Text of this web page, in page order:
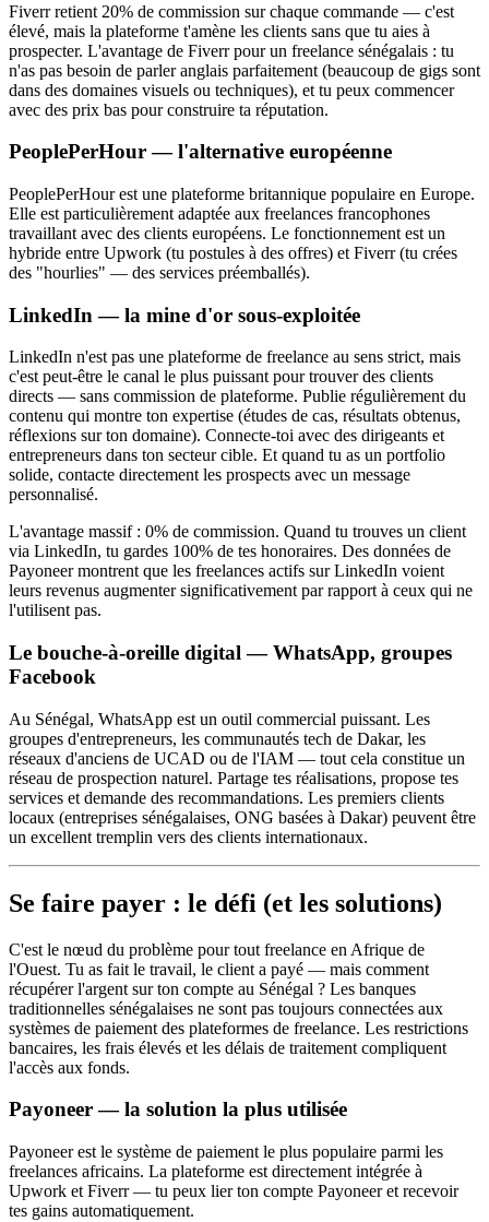
Fiverr retient 20% de commission sur chaque commande — c'est
élevé, mais la plateforme t'amène les clients sans que tu aies à
prospecter. L'avantage de Fiverr pour un freelance sénégalais : tu
n'as pas besoin de parler anglais parfaitement (beaucoup de gigs sont
dans des domaines visuels ou techniques), et tu peux commencer
avec des prix bas pour construire ta réputation.
PeoplePerHour — l'alternative européenne
PeoplePerHour est une plateforme britannique populaire en Europe.
Elle est particulièrement adaptée aux freelances francophones
travaillant avec des clients européens. Le fonctionnement est un
hybride entre Upwork (tu postules à des offres) et Fiverr (tu crées
des "hourlies" — des services préemballés).
LinkedIn — la mine d'or sous-exploitée
LinkedIn n'est pas une plateforme de freelance au sens strict, mais
c'est peut-être le canal le plus puissant pour trouver des clients
directs — sans commission de plateforme. Publie régulièrement du
contenu qui montre ton expertise (études de cas, résultats obtenus,
réflexions sur ton domaine). Connecte-toi avec des dirigeants et
entrepreneurs dans ton secteur cible. Et quand tu as un portfolio
solide, contacte directement les prospects avec un message
personnalisé.
L'avantage massif : 0% de commission. Quand tu trouves un client
via LinkedIn, tu gardes 100% de tes honoraires. Des données de
Payoneer montrent que les freelances actifs sur LinkedIn voient
leurs revenus augmenter significativement par rapport à ceux qui ne
l'utilisent pas.
Le bouche-à-oreille digital — WhatsApp, groupes
Facebook
Au Sénégal, WhatsApp est un outil commercial puissant. Les
groupes d'entrepreneurs, les communautés tech de Dakar, les
réseaux d'anciens de UCAD ou de l'IAM — tout cela constitue un
réseau de prospection naturel. Partage tes réalisations, propose tes
services et demande des recommandations. Les premiers clients
locaux (entreprises sénégalaises, ONG basées à Dakar) peuvent être
un excellent tremplin vers des clients internationaux.
Se faire payer : le défi (et les solutions)
C'est le nœud du problème pour tout freelance en Afrique de
l'Ouest. Tu as fait le travail, le client a payé — mais comment
récupérer l'argent sur ton compte au Sénégal ? Les banques
traditionnelles sénégalaises ne sont pas toujours connectées aux
systèmes de paiement des plateformes de freelance. Les restrictions
bancaires, les frais élevés et les délais de traitement compliquent
l'accès aux fonds.
Payoneer — la solution la plus utilisée
Payoneer est le système de paiement le plus populaire parmi les
freelances africains. La plateforme est directement intégrée à
Upwork et Fiverr — tu peux lier ton compte Payoneer et recevoir
tes gains automatiquement.